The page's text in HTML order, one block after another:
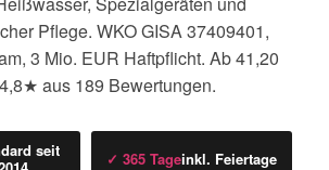
Pflege. WKO GISA 37409401,
3 Mio. EUR Haftpflicht. Ab 41,20
aus 189 Bewertungen.
seit
✓ 365 Tageinkl. Feiertage